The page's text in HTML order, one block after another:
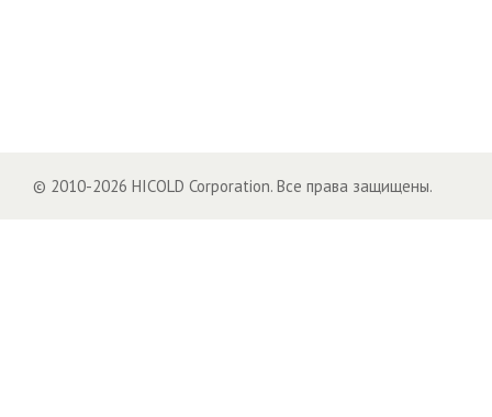
© 2010-2026 HICOLD Corporation. Все права защищены.